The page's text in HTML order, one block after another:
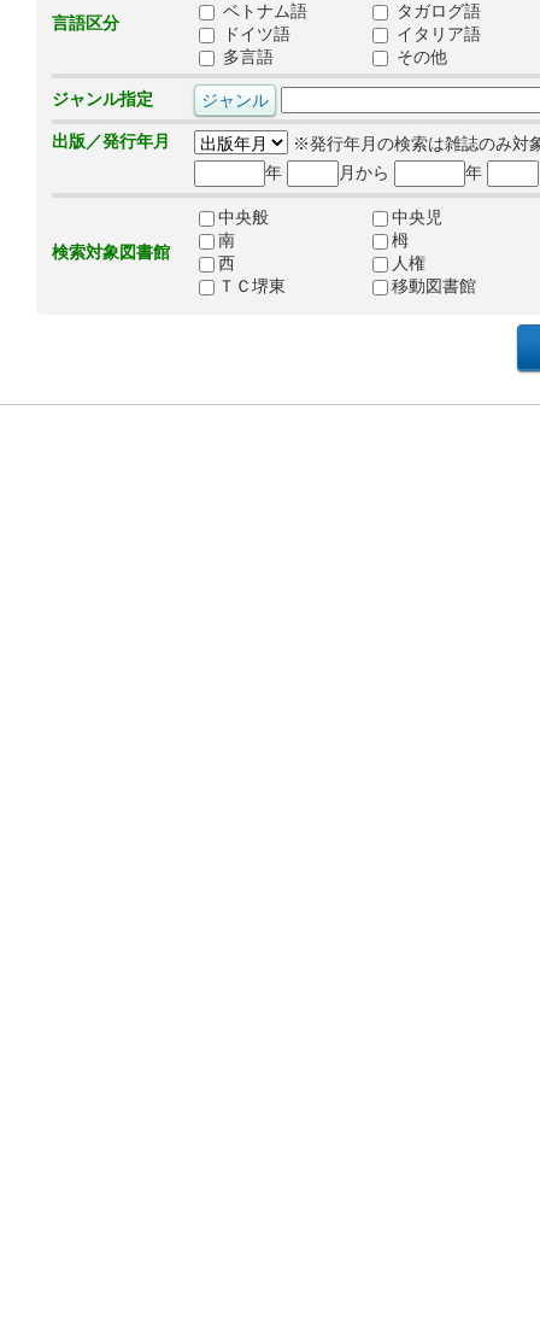
言語区分
ベトナム語
タガログ語
ドイツ語
イタリア語
多言語
その他
ジャンル指定
出版／発行年月
※発行年月の検索は雑誌のみ対
年
月から 年
検索対象図書館
中央般
中央児
南
栂
西
人権
ＴＣ堺東
移動図書館